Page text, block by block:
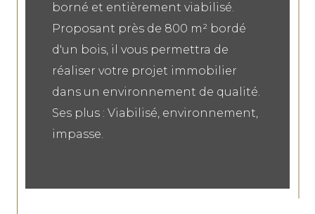
borné et entièrement viabilisé.
Proposant près de 800 m² bordé
d'un bois, il vous permettra de
réaliser votre projet immobilier
dans un environnement de qualité.
Ses plus : Viabilisé, environnement,
impasse.